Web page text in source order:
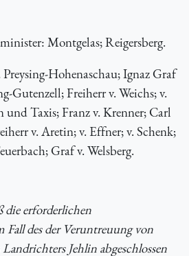
Montgelas; Reigersberg.
Hohenaschau; Ignaz Graf
Gutenzell; Freiherr v. Weichs; v.
Taxis; Franz v. Krenner; Carl
v. Aretin; v. Effner; v. Schenk;
Graf v. Welsberg.
die erforderlichen
des der Veruntreuung von
Jehlin abgeschlossen